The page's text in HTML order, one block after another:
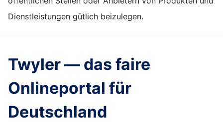
Dienstleistungen gütlich beizulegen.
Twyler — das faire
Onlineportal für
Deutschland